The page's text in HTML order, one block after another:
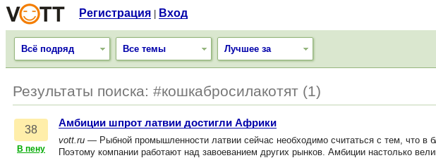
Регистрация Вход
Всё подряд Все темы Лучшее за
Результаты поиска: #кошкабросилакотят (1)
38
В пену
Амбиции шпрот латвии достигли Африки
vott.ru — Рыбной промышленности латвии сейчас необходимо считаться с тем, что в
Поэтому компании работают над завоеванием других рынков. Амбиции настолько